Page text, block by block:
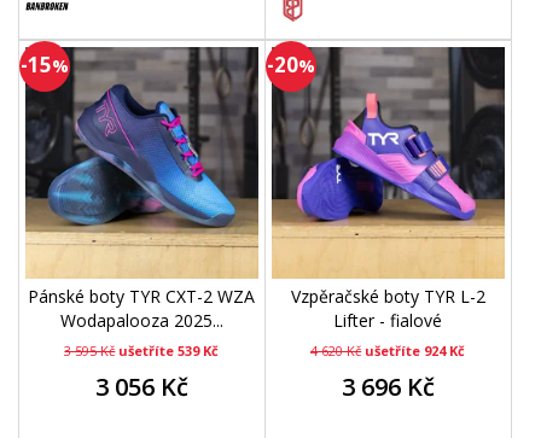
-15%
Pánské boty TYR CXT-2 WZA
Wodapalooza 2025...
3 595 Kč ušetříte 539 Kč
3 056 Kč
-20%
Vzpěračské boty TYR L-2
Lifter - fialové
4 620 Kč ušetříte 924 Kč
3 696 Kč